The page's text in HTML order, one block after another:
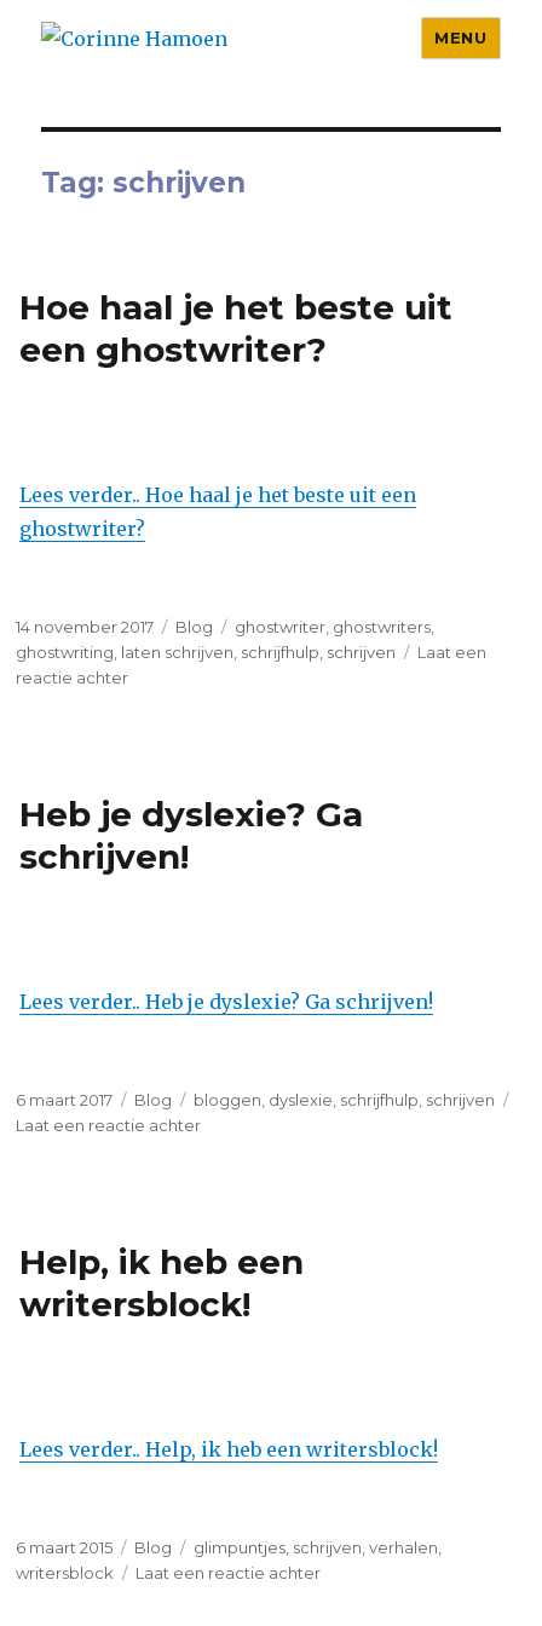
MENU
Tag: schrijven
Hoe haal je het beste uit
een ghostwriter?
Lees verder.. Hoe haal je het beste uit een
ghostwriter?
Geplaatst
op
14 november 2017 Categorieën
Blog Tags
ghostwriter ghostwriters
ghostwriting laten schrijven schrijfhulp schrijven
Laat een
reactie achterop
beste
uit
een
Heb je dyslexie? Ga
schrijven!
Lees verder.. Heb je dyslexie? Ga schrijven!
Geplaatst
op
6 maart 2017 Categorieën
Blog Tags
bloggen dyslexie schrijfhulp schrijven
Laat een reactie achterop
schrijven!
Help, ik heb een
writersblock!
Lees verder.. Help, ik heb een writersblock!
Geplaatst
op
6 maart 2015 Categorieën
Blog Tags
glimpuntjes schrijven verhalen
writersblock
Laat een reactie achterop